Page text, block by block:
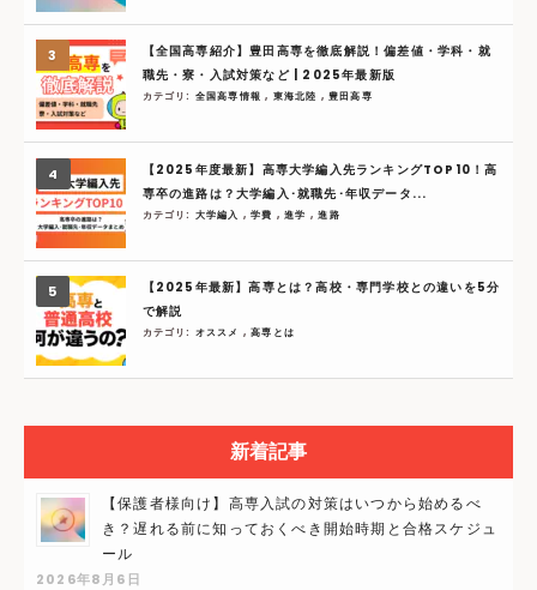
【全国高専紹介】豊田高専を徹底解説！偏差値・学科・就
職先・寮・入試対策など | 2025年最新版
カテゴリ: 全国高専情報, 東海北陸 ,豊田高専
【2025年度最新】高専大学編入先ランキングTOP10！高
専卒の進路は？大学編入･就職先･年収データ...
カテゴリ: 大学編入 ,学費 ,進学 ,進路
【2025年最新】高専とは？高校・専門学校との違いを5分
で解説
カテゴリ: オススメ ,高専とは
新着記事
【保護者様向け】高専入試の対策はいつから始めるべ
き？遅れる前に知っておくべき開始時期と合格スケジュ
ール
2026年8月6日